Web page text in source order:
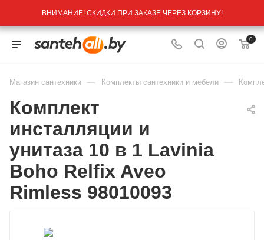
ВНИМАНИЕ! СКИДКИ ПРИ ЗАКАЗЕ ЧЕРЕЗ КОРЗИНУ!
0
Магазин сантехники — Комплекты сантехники и мебели —
Комплект
инсталляции и
унитаза 10 в 1 Lavinia
Boho Relfix Aveo
Rimless 98010093